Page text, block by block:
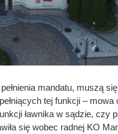
mandatu, muszą
tej funkcji – mowa
ławnika w sądzie, czy
się wobec radnej KO